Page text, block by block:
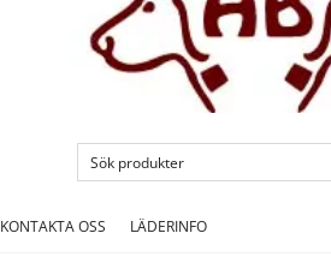
KONTAKTA OSS LÄDERINFO